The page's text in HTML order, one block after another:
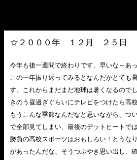
☆２０００年 １２月 ２５日
今年も後一週間で終わりです。早いな～あ
この一年振り返ってみるとなんだかとても
す。これからまだまだ地球は暑くなるので
きのう昼過ぎぐらいにテレビをつけたら高
もうこんな季節なんだなと思いながら、つ
で全部見てしまい、最後のデットヒートで
勝負の高校スポーツはおもしろい！とうな
があったんだな、そうつぶやき思い出し、